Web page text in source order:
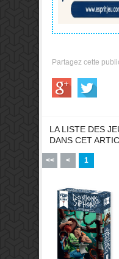
Partagez cette
LA LISTE DES
DANS CET
<< < 1